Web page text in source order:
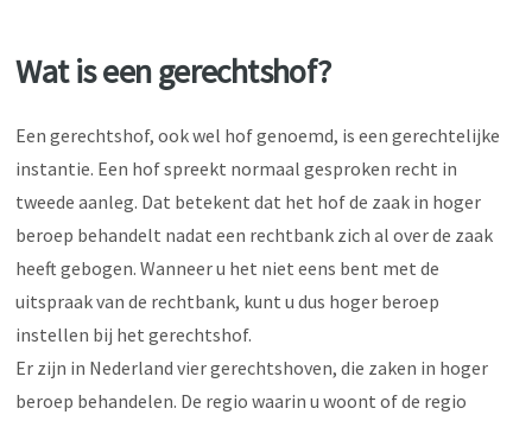
Wat is een gerechtshof?
Een gerechtshof, ook wel hof genoemd, is een gerechtelijke
instantie. Een hof spreekt normaal gesproken recht in
tweede aanleg. Dat betekent dat het hof de zaak in hoger
beroep behandelt nadat een rechtbank zich al over de zaak
heeft gebogen. Wanneer u het niet eens bent met de
uitspraak van de rechtbank, kunt u dus hoger beroep
instellen bij het gerechtshof.
Er zijn in Nederland vier gerechtshoven, die zaken in hoger
beroep behandelen. De regio waarin u woont of de regio